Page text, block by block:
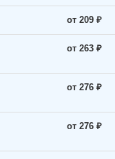
от 209 ₽
от 263 ₽
от 276 ₽
от 276 ₽